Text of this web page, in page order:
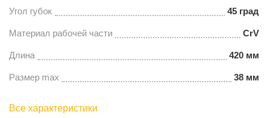
Угол губок 45 град
Материал рабочей части CrV
Длина 420 мм
Размер max 38 мм
Все характеристики